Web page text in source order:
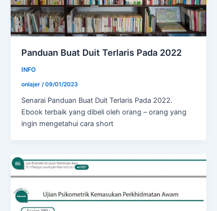
Panduan Buat Duit Terlaris Pada 2022
INFO
onlajer/09/01/2023
Senarai Panduan Buat Duit Terlaris Pada 2022.
Ebook terbaik yang dibeli oleh orang – orang yang
ingin mengetahui cara short